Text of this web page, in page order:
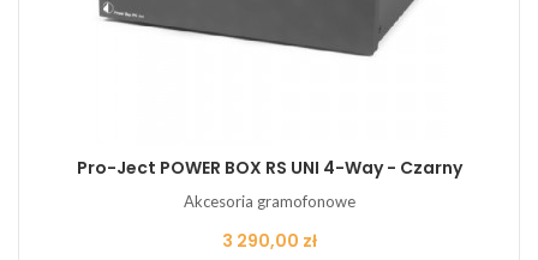
Pro-Ject POWER BOX RS UNI 4-Way - Czarny
Akcesoria gramofonowe
Cena
3 290,00 zł